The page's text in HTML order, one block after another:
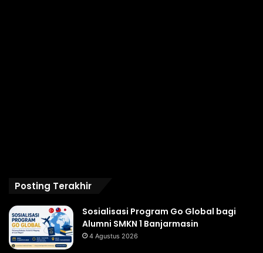
Posting Terakhir
Sosialisasi Program Go Global bagi
Alumni SMKN 1 Banjarmasin
4 Agustus 2026